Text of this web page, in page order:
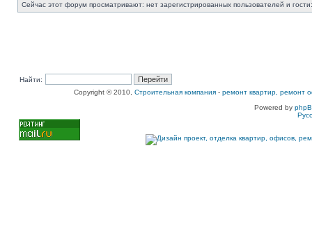
Сейчас этот форум просматривают: нет зарегистрированных пользователей и
Найти:
Copyright © 2010, Строительная компания - ремонт квартир, ремонт
Powered by